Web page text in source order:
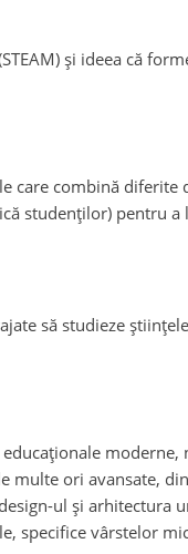
și ideea că
combină diferite
studenților) pentru
să studieze
multe ori avansate,
ul și arhitectura
specifice vârstelor